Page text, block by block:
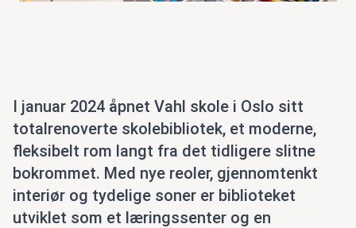
I januar 2024 åpnet Vahl skole i Oslo sitt
totalrenoverte skolebibliotek, et moderne,
fleksibelt rom langt fra det tidligere slitne
bokrommet. Med nye reoler, gjennomtenkt
interiør og tydelige soner er biblioteket
utviklet som et læringssenter og en